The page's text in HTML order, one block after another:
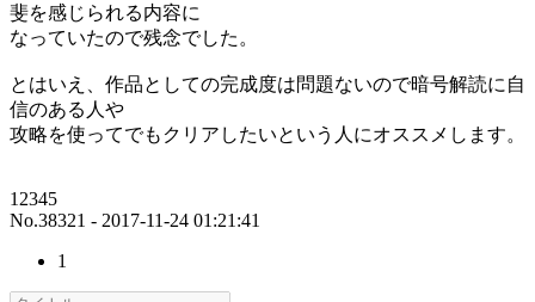
斐を感じられる内容に
なっていたので残念でした。
とはいえ、作品としての完成度は問題ないので暗号解読に自
信のある人や
攻略を使ってでもクリアしたいという人にオススメします。
12345
No.38321 - 2017-11-24 01:21:41
1